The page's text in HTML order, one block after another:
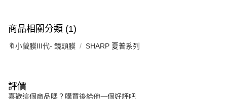
商品相關分類 (1)
🔖小螢膜III代- 鏡頭膜 SHARP 夏普系列
評價
喜歡這個商品嗎？購買後給他一個好評吧